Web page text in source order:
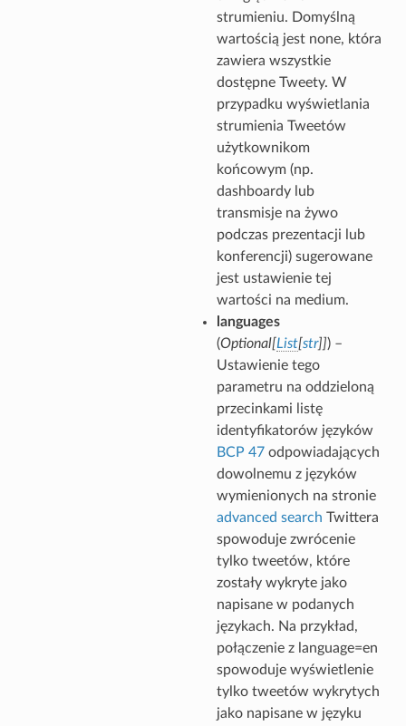
strumieniu. Domyślną
wartością jest none, która
zawiera wszystkie
dostępne Tweety. W
przypadku wyświetlania
strumienia Tweetów
użytkownikom
końcowym (np.
dashboardy lub
transmisje na żywo
podczas prezentacji lub
konferencji) sugerowane
jest ustawienie tej
wartości na medium.
languages
(Optional[List[str]]) –
Ustawienie tego
parametru na oddzieloną
przecinkami listę
identyfikatorów języków
BCP 47odpowiadających
dowolnemu z języków
wymienionych na stronie
advanced search Twittera
spowoduje zwrócenie
tylko tweetów, które
zostały wykryte jako
napisane w podanych
językach. Na przykład,
połączenie z language=en
spowoduje wyświetlenie
tylko tweetów wykrytych
jako napisane w języku